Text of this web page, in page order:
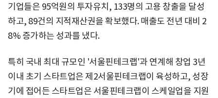
기업들은 95억원의 투자유치, 133명의 고용 창출을 달성
하고, 89건의 지적재산권을 확보했다. 매출도 전년 대비 2
8% 증가하는 성과를 냈다.
특히 국내 최대 규모인 '서울핀테크랩'과 연계해 창업 3년
이내 초기 스타트업은 제2서울핀테크랩이 육성하고, 성장
기에 접어든 스타트업은 서울핀테크랩이 스케일업을 지원